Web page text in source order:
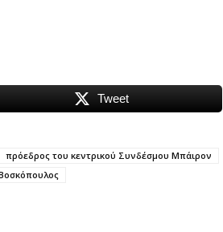
Tweet
πρόεδρος του κεντρικού Συνδέσμου Μπάιρον